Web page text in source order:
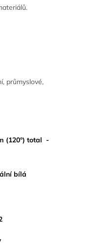
průmyslové,
(120°) total -
bílá